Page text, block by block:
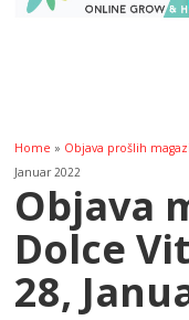
Home » Objava prošlih
Januar 2022
Objava
Dolce
28,